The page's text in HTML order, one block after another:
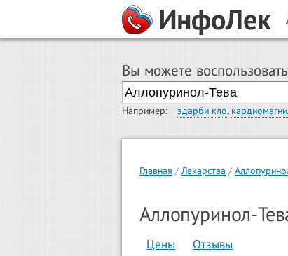
ИнфоЛек
Вы можете
Например: эдарби кло,
Главная Лекарства
Аллопуринол-
Цены Отзывы